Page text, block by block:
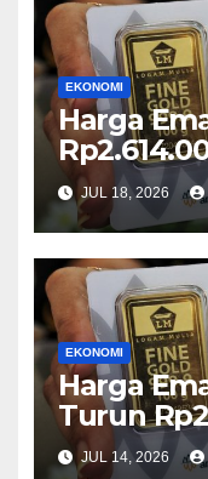
EKONOMI
Harga
JUL 18, 2026
EKONOMI
Harga
Turun
JUL 14, 2026